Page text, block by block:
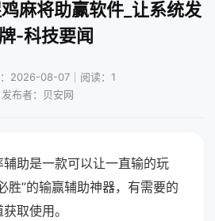
麻将助赢软件_让系统发
-科技要闻
2026-08-07｜阅读：1
发布者：贝安网
助是一款可以让一直输的玩
胜”的输赢辅助神器，有需要的
取使用。